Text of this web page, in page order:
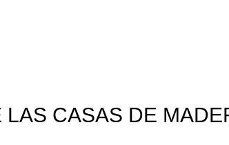
LAS CASAS DE